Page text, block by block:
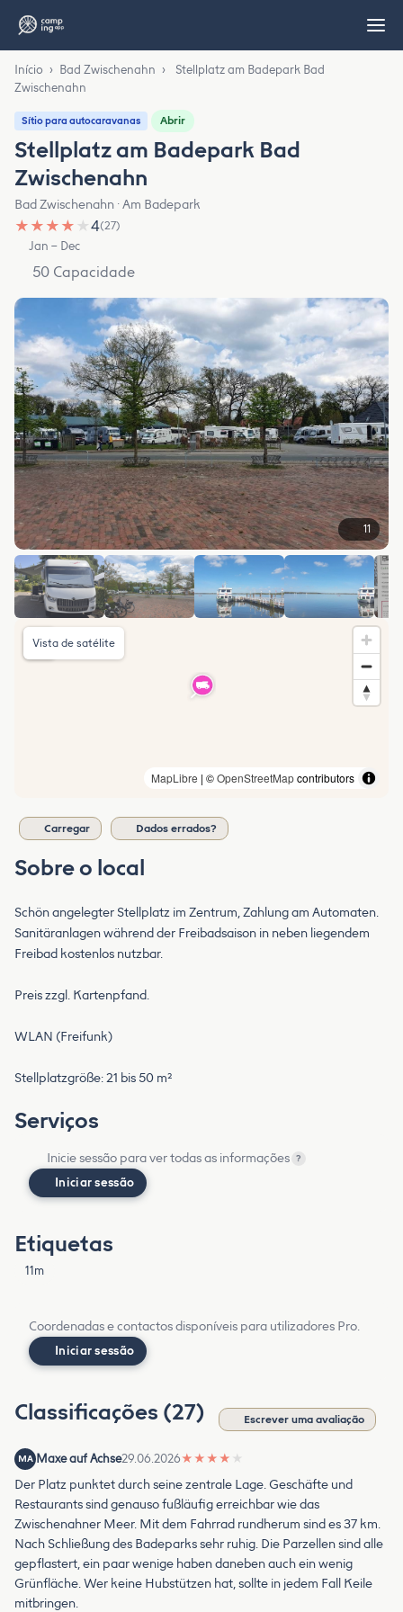
Início › Bad Zwischenahn ›
Stellplatz am Badepark Bad
Zwischenahn
Sítio para autocaravanas Abrir
Stellplatz am Badepark Bad
Zwischenahn
Bad Zwischenahn · Am Badepark
★ ★ ★ ★ ★4(27)
Jan – Dec
50 Capacidade
11
MapLibre | ©OpenStreetMapcontributors
Vista de satélite
Carregar Dados errados?
Sobre o local
Schön angelegter Stellplatz im Zentrum, Zahlung am Automaten.
Sanitäranlagen während der Freibadsaison in neben liegendem
Freibad kostenlos nutzbar.
Preis zzgl. Kartenpfand.
WLAN (Freifunk)
Stellplatzgröße: 21 bis 50 m²
Serviços
Inicie sessão para ver todas as informações ?
Iniciar sessão
Etiquetas
11m
Coordenadas e contactos disponíveis para utilizadores Pro.
Iniciar sessão
Classificações (27) Escrever uma avaliação
MA Maxe auf Achse29.06.2026★ ★ ★ ★ ★
Der Platz punktet durch seine zentrale Lage. Geschäfte und
Restaurants sind genauso fußläufig erreichbar wie das
Zwischenahner Meer. Mit dem Fahrrad rundherum sind es 37 km.
Nach Schließung des Badeparks sehr ruhig. Die Parzellen sind alle
gepflastert, ein paar wenige haben daneben auch ein wenig
Grünfläche. Wer keine Hubstützen hat, sollte in jedem Fall Keile
mitbringen.